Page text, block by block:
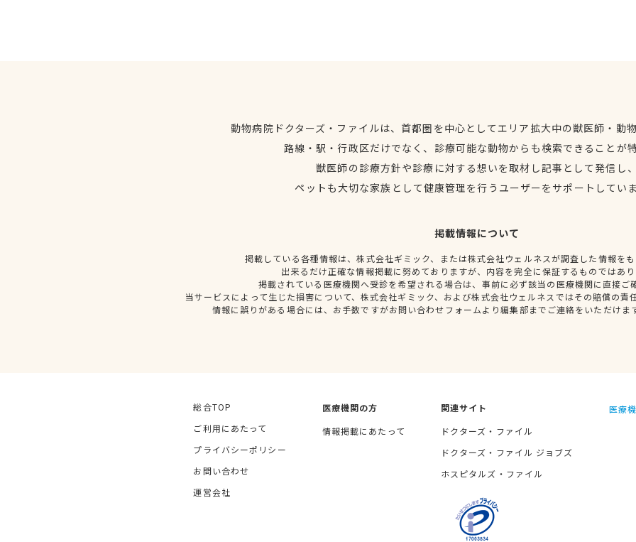
動物病院ドクターズ・ファイルは、首都圏を中心としてエリア拡大中の獣医師・動
路線・駅・行政区だけでなく、診療可能な動物からも検索できることが
獣医師の診療方針や診療に対する想いを取材し記事として発信し
ペットも大切な家族として健康管理を行うユーザーをサポートしてい
掲載情報について
掲載している各種情報は、株式会社ギミック、または株式会社ウェルネスが調査した情報を
出来るだけ正確な情報掲載に努めておりますが、内容を完全に保証するものではあ
掲載されている医療機関へ受診を希望される場合は、事前に必ず該当の医療機関に直接ご
当サービスによって生じた損害について、株式会社ギミック、および株式会社ウェルネスではその賠償の責
情報に誤りがある場合には、お手数ですがお問い合わせフォームより編集部までご連絡をいただけま
総合TOP
ご利用にあたって
プライバシーポリシー
お問い合わせ
運営会社
医療機関の方
情報掲載にあたって
関連サイト
ドクターズ・ファイル
ドクターズ・ファイル ジョブズ
ホスピタルズ・ファイル
医療